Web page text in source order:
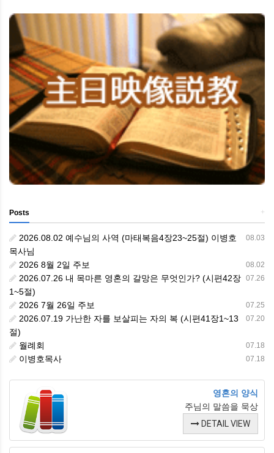
+
Posts
08.03
2026.08.02 예수님의 사역 (마태복음4장23~25절) 이병호
목사님
08.02
2026 8월 2일 주보
07.26
2026.07.26 내 목마른 영혼의 갈망은 무엇인가? (시편42장
1~5절)
07.25
2026 7월 26일 주보
07.20
2026.07.19 가난한 자를 보살피는 자의 복 (시편41장1~13
절)
07.18
월례회
07.18
이병호목사
영혼의 양식
주님의 말씀을 묵상
DETAIL VIEW